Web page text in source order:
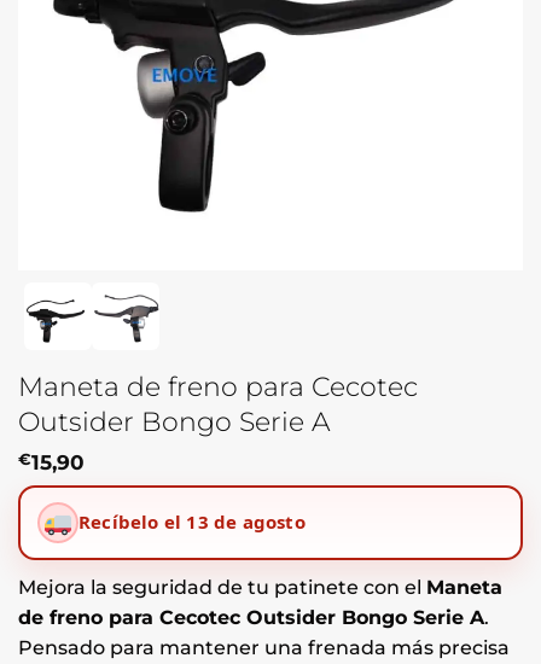
Maneta de freno para Cecotec
Outsider Bongo Serie A
€15,90
Recíbelo el 13 de agosto
Mejora la seguridad de tu patinete con el Maneta
de freno para Cecotec Outsider Bongo Serie A.
Pensado para mantener una frenada más precisa